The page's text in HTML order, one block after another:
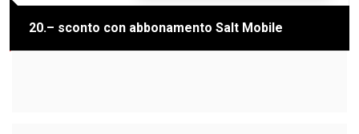
Aggiunto al carrello
Fehlgeschlagen
20.– sconto con abbonamento Salt Mobile